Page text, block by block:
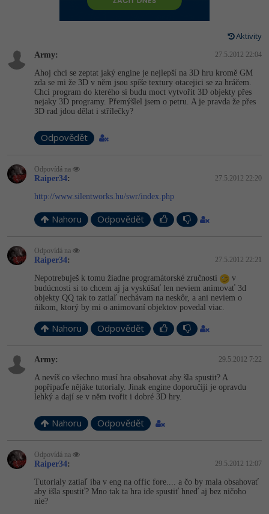
HTML5, CSS3, Bootstrap, SEO
Testování a verzování
UML a návrhové vzory
React
ASP.NET MVC
Django
Best practices
PHP
Python
HTML / CSS
UML a návrhové vzory
MySQL/MariaDB
MS-SQL
SQLite
Vývojář mobilních aplikací
Webdesigner
Systémový administrátor
Grafik / UX/UI návrhář
Databázový analytik
Copywriter
-80%
C++ -80%
-80%
C -80%
Návrh SW
Algoritmy -41%
Umělá inteligence (AI) -10%
Více
Fórum
Digitální gramotnost
WordPress
SEO -30%
Kryptoměny
Copywriting
Google Dokumenty
Time management
Windows
Sítě
Fórum
-80%
Adobe Lightroom -30%
Adobe XD -15%
Adobe InDesign
Blender
Inkscape
Ostatní
Fórum
Aktivity
Army: 27.5.2012 22:04
Ahoj chci se zeptat jaký engine je nejlepší na 3D hru kromě GM
zda se mi že 3D v něm jsou spíše textury otacejici se za hráčem.
Chci program do kterého si budu moct vytvořit 3D objekty přes
nejaky 3D programy. Přemýšlel jsem o petru. A je pravda že přes
3D rad jdou dělat i střílečky?
Odpovědět
Odpovídá na
Raiper34: 27.5.2012 22:20
http://www.silentworks.hu/swr/index.php
Nahoru Odpovědět
Odpovídá na
Raiper34: 27.5.2012 22:21
Nepotrebuješ k tomu žiadne programátorské zručnosti
v
budúcnosti si to chcem aj ja vyskúšať len neviem animovať 3d
objekty QQ tak to zatiaľ nechávam na neskôr, a ani neviem o
ńikom, ktorý by mi o animovaní objektov povedal viac.
Nahoru Odpovědět
Army: 29.5.2012 7:22
A nevíš co všechno musí hra obsahovat aby šla spustit? A
popřípaďe nějáke tutorialy. Jinak engine doporučiji je opravdu
lehký a dají se v něm tvořit i dobré 3D hry.
Nahoru Odpovědět
Odpovídá na
Raiper34: 29.5.2012 12:07
Tutorialy zatiaľ iba v eng na offic fore.... a čo by mala obsahovať
aby išla spustiť? Mno tak ta hra ide spustiť hneď aj bez ničoho
nie?